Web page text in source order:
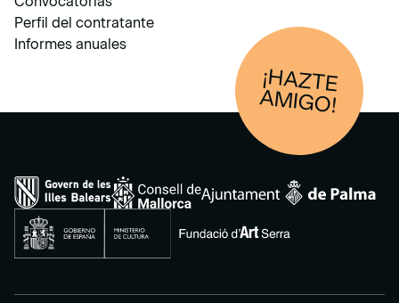
Perfil del contratante
Informes anuales
¡HAZTE
AM
IGO!